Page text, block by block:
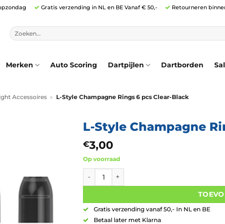
Gratis verzending in NL en BE Vanaf € 50,- Retourneren
Zoeken
naar:
Merken Auto Scoring Dartpijlen Dartborden
Accessoires » L-Style Champagne Rings 6 pcs Clear-Black
L-Style Champagne
€3,00
Op voorraad
Gratis verzending vanaf 50,- In NL en BE
Betaal later met Klarna